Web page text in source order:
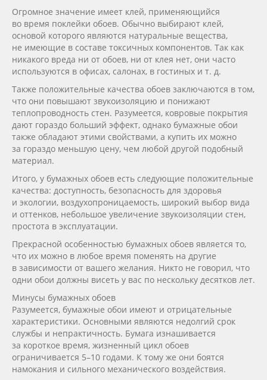
Огромное значение имеет клей, применяющийся
во время поклейки обоев. Обычно выбирают клей,
основой которого являются натуральные вещества,
не имеющие в составе токсичных компонентов. Так как
никакого вреда ни от обоев, ни от клея нет, они часто
используются в офисах, салонах, в гостиных и т. д.
Также положительные качества обоев заключаются в том,
что они повышают звукоизоляцию и понижают
теплопроводность стен. Разумеется, ковровые покрытия
дают гораздо больший эффект, однако бумажные обои
также обладают этими свойствами, а купить их можно
за гораздо меньшую цену, чем любой другой подобный
материал.
Итого, у бумажных обоев есть следующие положительные
качества: доступность, безопасность для здоровья
и экологии, воздухопроницаемость, широкий выбор вида
и оттенков, небольшое увеличение звукоизоляции стен,
простота в эксплуатации.
Прекрасной особенностью бумажных обоев является то,
что их можно в любое время поменять на другие
в зависимости от вашего желания. Никто не говорил, что
одни обои должны висеть у вас по нескольку десятков лет.
Минусы бумажных обоев
Разумеется, бумажные обои имеют и отрицательные
характеристики. Основными являются недолгий срок
службы и непрактичность. Бумага изнашивается
за короткое время, жизненный цикл обоев
ограничивается 5–10 годами. К тому же они боятся
намокания и сильного механического воздействия.